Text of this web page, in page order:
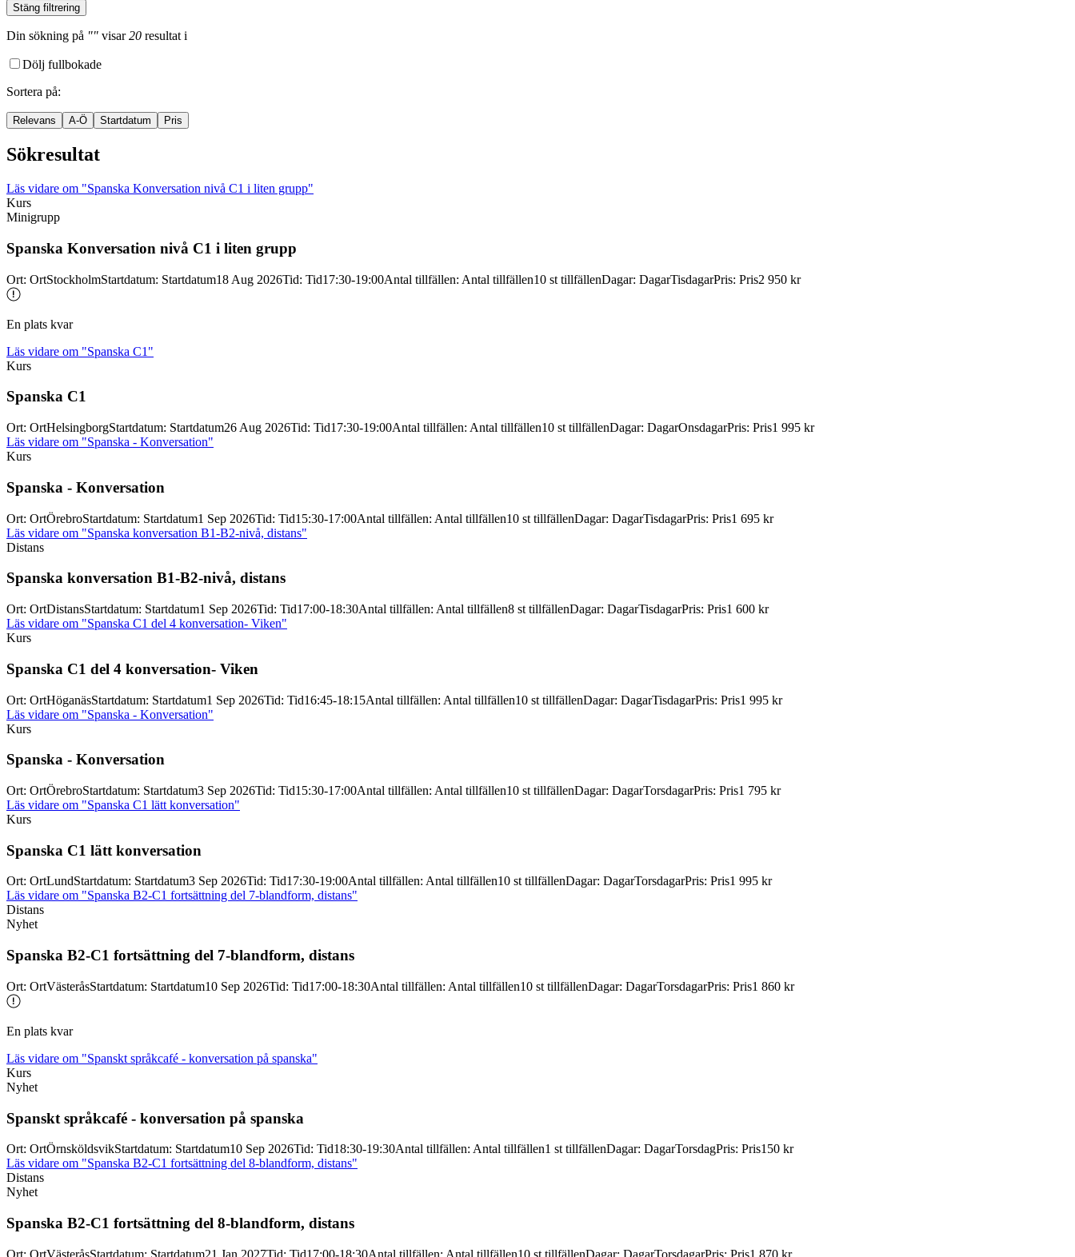
Stäng filtrering
Din sökning på "" visar20 resultat i
Dölj fullbokade
Sortera på:
Relevans A-Ö Startdatum Pris
Sökresultat
Läs vidare om "Spanska Konversation nivå C1 i liten grupp"
Kurs
Minigrupp
Spanska Konversation nivå C1 i liten grupp
Ort: OrtStockholmStartdatum: Startdatum18 Aug 2026Tid: Tid17:30-19:00Antal tillfällen: Antal tillfällen10 st tillfällenDagar: DagarTisdagarPris: Pris2 950 kr
En plats kvar
Läs vidare om "Spanska C1"
Kurs
Spanska C1
Ort: OrtHelsingborgStartdatum: Startdatum26 Aug 2026Tid: Tid17:30-19:00Antal tillfällen: Antal tillfällen10 st tillfällenDagar: DagarOnsdagarPris: Pris1 995 kr
Läs vidare om "Spanska - Konversation"
Kurs
Spanska - Konversation
Ort: OrtÖrebroStartdatum: Startdatum1 Sep 2026Tid: Tid15:30-17:00Antal tillfällen: Antal tillfällen10 st tillfällenDagar: DagarTisdagarPris: Pris1 695 kr
Läs vidare om "Spanska konversation B1-B2-nivå, distans"
Distans
Spanska konversation B1-B2-nivå, distans
Ort: OrtDistansStartdatum: Startdatum1 Sep 2026Tid: Tid17:00-18:30Antal tillfällen: Antal tillfällen8 st tillfällenDagar: DagarTisdagarPris: Pris1 600 kr
Läs vidare om "Spanska C1 del 4 konversation- Viken"
Kurs
Spanska C1 del 4 konversation- Viken
Ort: OrtHöganäsStartdatum: Startdatum1 Sep 2026Tid: Tid16:45-18:15Antal tillfällen: Antal tillfällen10 st tillfällenDagar: DagarTisdagarPris: Pris1 995 kr
Läs vidare om "Spanska - Konversation"
Kurs
Spanska - Konversation
Ort: OrtÖrebroStartdatum: Startdatum3 Sep 2026Tid: Tid15:30-17:00Antal tillfällen: Antal tillfällen10 st tillfällenDagar: DagarTorsdagarPris: Pris1 795 kr
Läs vidare om "Spanska C1 lätt konversation"
Kurs
Spanska C1 lätt konversation
Ort: OrtLundStartdatum: Startdatum3 Sep 2026Tid: Tid17:30-19:00Antal tillfällen: Antal tillfällen10 st tillfällenDagar: DagarTorsdagarPris: Pris1 995 kr
Läs vidare om "Spanska B2-C1 fortsättning del 7-blandform, distans"
Distans
Nyhet
Spanska B2-C1 fortsättning del 7-blandform, distans
Ort: OrtVästeråsStartdatum: Startdatum10 Sep 2026Tid: Tid17:00-18:30Antal tillfällen: Antal tillfällen10 st tillfällenDagar: DagarTorsdagarPris: Pris1 860 kr
En plats kvar
Läs vidare om "Spanskt språkcafé - konversation på spanska"
Kurs
Nyhet
Spanskt språkcafé - konversation på spanska
Ort: OrtÖrnsköldsvikStartdatum: Startdatum10 Sep 2026Tid: Tid18:30-19:30Antal tillfällen: Antal tillfällen1 st tillfällenDagar: DagarTorsdagPris: Pris150 kr
Läs vidare om "Spanska B2-C1 fortsättning del 8-blandform, distans"
Distans
Nyhet
Spanska B2-C1 fortsättning del 8-blandform, distans
Ort: OrtVästeråsStartdatum: Startdatum21 Jan 2027Tid: Tid17:00-18:30Antal tillfällen: Antal tillfällen10 st tillfällenDagar: DagarTorsdagarPris: Pris1 870 kr